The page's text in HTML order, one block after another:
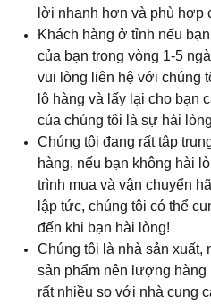
lời nhanh hơn và phù hợp
Khách hàng ở tỉnh nếu
của bạn trong vòng 1-5
vui lòng liên hệ với chúng
lô hàng và lấy lại cho bạn
của chúng tôi là sự hài
Chúng tôi đang rất tập
hàng, nếu bạn không hài
trình mua và vận chuyển
lập tức, chúng tôi có thể
đến khi bạn hài lòng!
Chúng tôi là nhà sản xuất,
sản phẩm nên lượng
rất nhiều so với nhà cung